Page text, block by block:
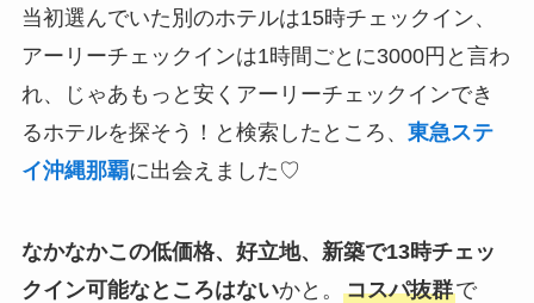
当初選んでいた別のホテルは15時チェックイン、
アーリーチェックインは1時間ごとに3000円と言わ
れ、じゃあもっと安くアーリーチェックインでき
るホテルを探そう！と検索したところ、 東急ステ
イ沖縄那覇に出会えました♡
なかなかこの低価格、好立地、新築で13時チェッ
クイン可能なところはないかと。 コスパ抜群で